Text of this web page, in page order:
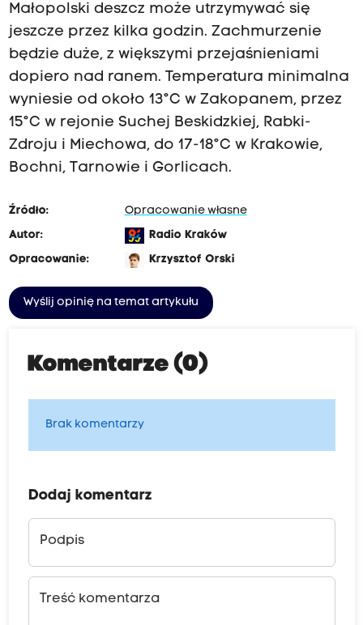
Małopolski deszcz może utrzymywać się
jeszcze przez kilka godzin. Zachmurzenie
będzie duże, z większymi przejaśnieniami
dopiero nad ranem. Temperatura minimalna
wyniesie od około 13°C w Zakopanem, przez
15°C w rejonie Suchej Beskidzkiej, Rabki-
Zdroju i Miechowa, do 17-18°C w Krakowie,
Bochni, Tarnowie i Gorlicach.
Źródło:
Opracowanie własne
Autor:
Radio Kraków
Opracowanie:
Krzysztof Orski
Wyślij opinię na temat artykułu
Komentarze (0)
Brak komentarzy
Dodaj komentarz
Podpis
Treść komentarza